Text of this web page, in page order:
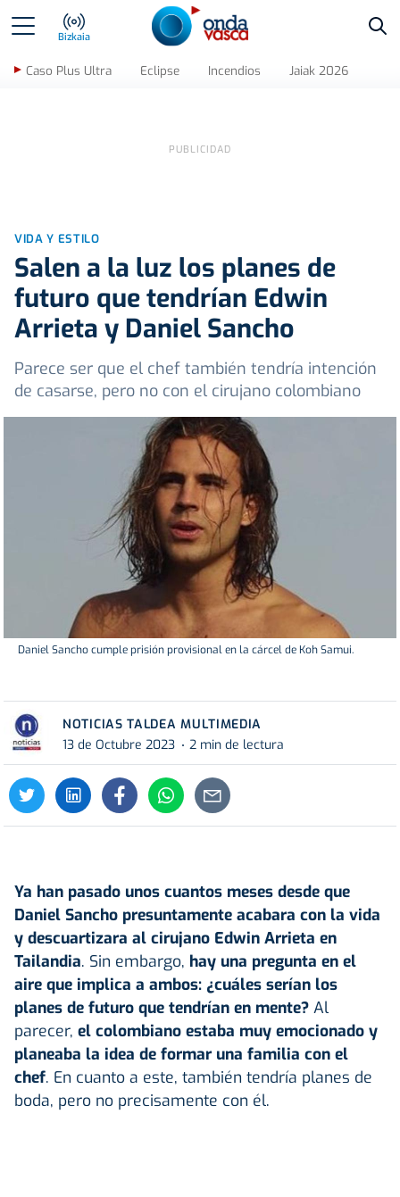
Bizkaia
Caso Plus Ultra Eclipse Incendios Jaiak 2026
VIDA Y ESTILO
Salen a la luz los planes de
futuro que tendrían Edwin
Arrieta y Daniel Sancho
Parece ser que el chef también tendría intención
de casarse, pero no con el cirujano colombiano
Daniel Sancho cumple prisión provisional en la cárcel de Koh Samui.
NOTICIAS TALDEA MULTIMEDIA
13 de Octubre 2023
2 min de lectura
Ya han pasado unos cuantos meses desde que
Daniel Sancho presuntamente acabara con la vida
y descuartizara al cirujano Edwin Arrieta en
Tailandia. Sin embargo, hay una pregunta en el
aire que implica a ambos: ¿cuáles serían los
planes de futuro que tendrían en mente? Al
parecer, el colombiano estaba muy emocionado y
planeaba la idea de formar una familia con el
chef. En cuanto a este, también tendría planes de
boda, pero no precisamente con él.